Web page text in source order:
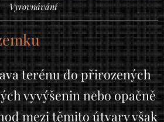
Vyrovnávání
terénu do přirozených
vyvýšenin nebo opačně
mezi těmito útvary však